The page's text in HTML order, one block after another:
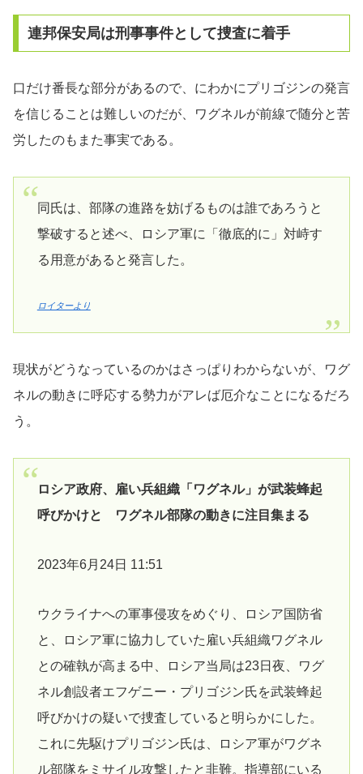
連邦保安局は刑事事件として捜査に着手
口だけ番長な部分があるので、にわかにプリゴジンの発言
を信じることは難しいのだが、ワグネルが前線で随分と苦
労したのもまた事実である。
同氏は、部隊の進路を妨げるものは誰であろうと
撃破すると述べ、ロシア軍に「徹底的に」対峙す
る用意があると発言した。
ロイターより
現状がどうなっているのかはさっぱりわからないが、ワグ
ネルの動きに呼応する勢力がアレば厄介なことになるだろ
う。
ロシア政府、雇い兵組織「ワグネル」が武装蜂起
呼びかけと ワグネル部隊の動きに注目集まる
2023年6月24日 11:51
ウクライナへの軍事侵攻をめぐり、ロシア国防省
と、ロシア軍に協力していた雇い兵組織ワグネル
との確執が高まる中、ロシア当局は23日夜、ワグ
ネル創設者エフゲニー・プリゴジン氏を武装蜂起
呼びかけの疑いで捜査していると明らかにした。
これに先駆けプリゴジン氏は、ロシア軍がワグネ
ル部隊をミサイル攻撃したと非難。指導部にいる